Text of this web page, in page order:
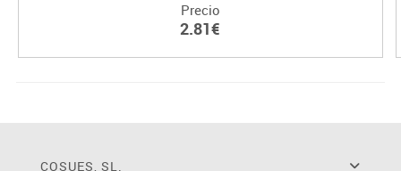
Precio
2.81€
COSUES, SL.